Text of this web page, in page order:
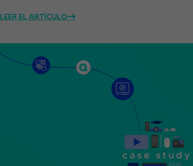
LEER EL ARTÍCULO